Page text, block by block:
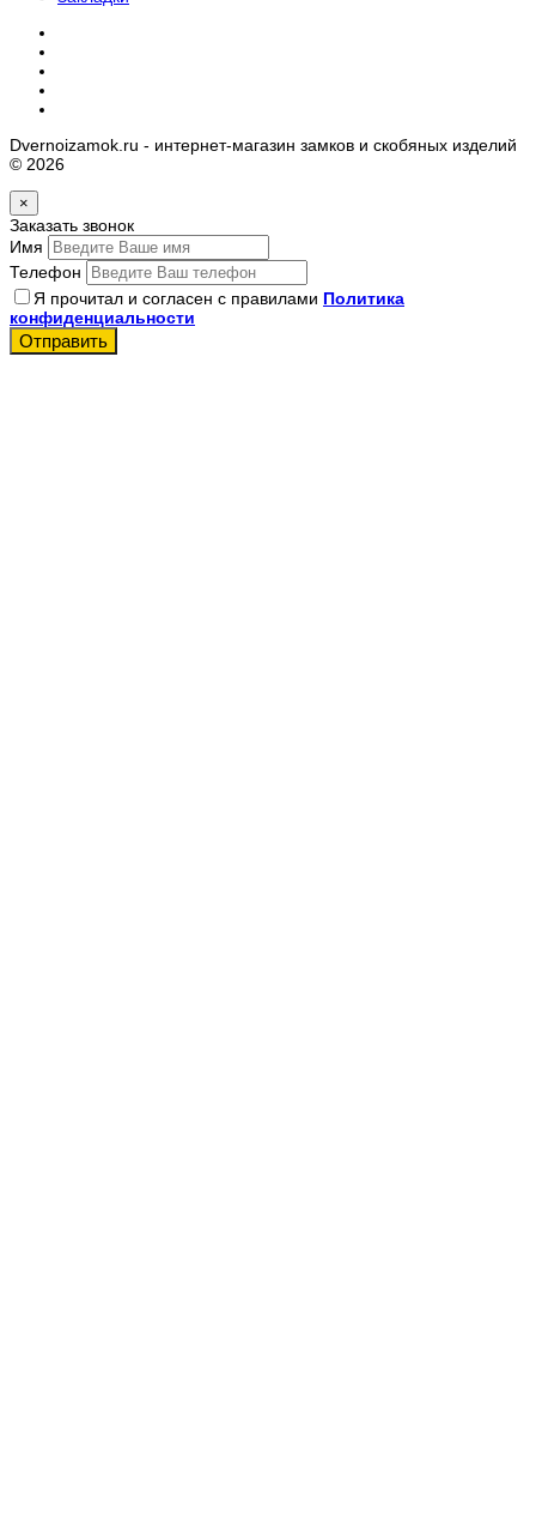
Dvernoizamok.ru - интернет-магазин замков и скобяных изделий
© 2026
×
Заказать звонок
Имя
Телефон
Я прочитал и согласен с правилами Политика
конфиденциальности
Отправить